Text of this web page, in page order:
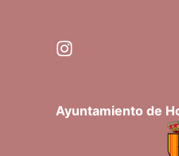
Ayuntamiento de